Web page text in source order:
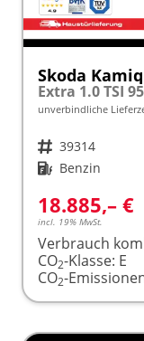
Skoda Kamiq
Extra 1.0 TSI
unverbindliche
Fahrzeugnr. 39314
Kraftstoff Benzin
18.885,– €
incl. 19% MwSt.
Verbrauch
CO2-Klasse: E
CO2-